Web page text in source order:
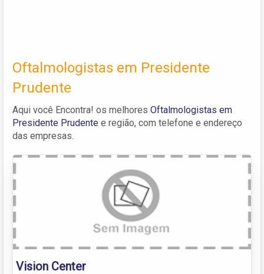
Oftalmologistas em Presidente
Prudente
Aqui você Encontra! os melhores Oftalmologistas em
Presidente Prudente e região, com telefone e endereço
das empresas.
Vision Center